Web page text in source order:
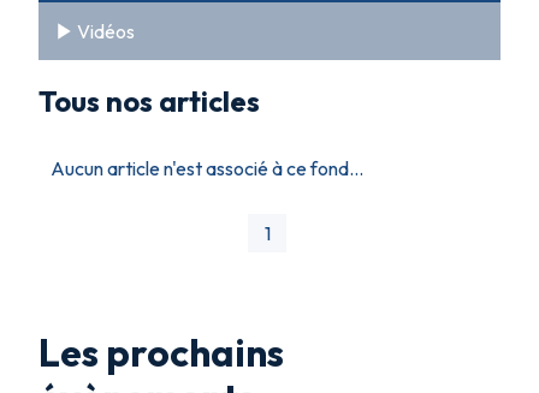
Vidéos
Tous nos articles
Aucun article n'est associé à ce fond...
1
Les prochains